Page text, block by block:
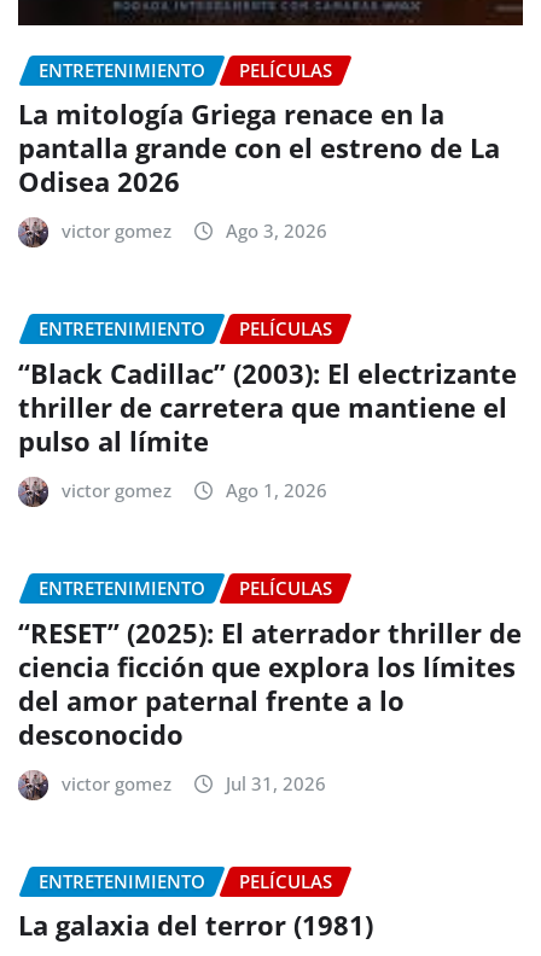
ENTRETENIMIENTO PELÍCULAS
La mitología Griega renace en la
pantalla grande con el estreno de La
Odisea 2026
victor gomez Ago 3, 2026
ENTRETENIMIENTO PELÍCULAS
“Black Cadillac” (2003): El electrizante
thriller de carretera que mantiene el
pulso al límite
victor gomez Ago 1, 2026
ENTRETENIMIENTO PELÍCULAS
“RESET” (2025): El aterrador thriller de
ciencia ficción que explora los límites
del amor paternal frente a lo
desconocido
victor gomez Jul 31, 2026
ENTRETENIMIENTO PELÍCULAS
La galaxia del terror (1981)